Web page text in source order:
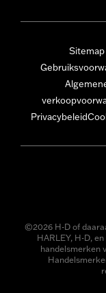
Sitemap
Privacybeleid
©2026 H-D of
HARLEY, H-D,
handelsmerken